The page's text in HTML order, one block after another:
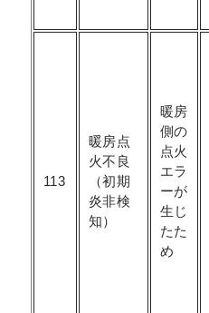
113
暖房点
火不良
（初期
炎非検
知）
暖房
側の
点火
エラ
ーが
生じ
たた
め